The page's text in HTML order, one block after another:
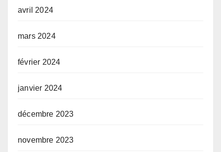
avril 2024
mars 2024
février 2024
janvier 2024
décembre 2023
novembre 2023